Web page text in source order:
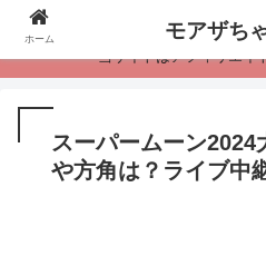
・当サイトはアフィリエイ
スーパームーン2024
や方角は？ライブ中
ホーム モアザち